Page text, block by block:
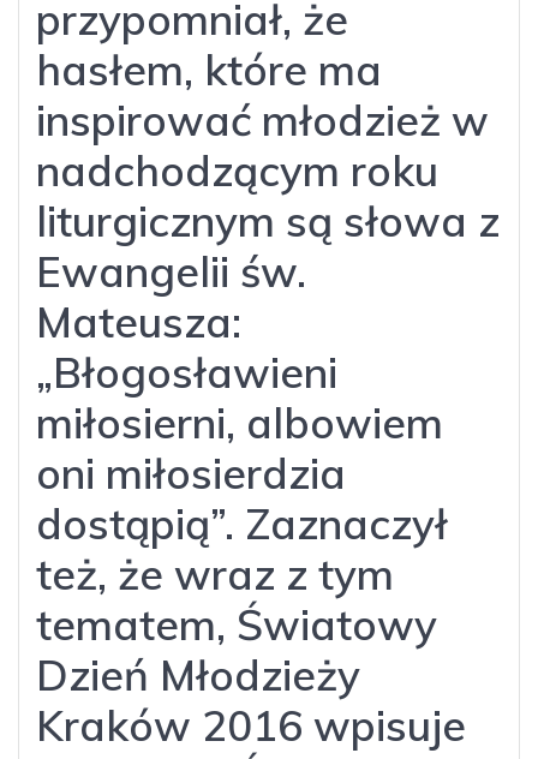
przypomniał, że
hasłem, które ma
inspirować młodzież w
nadchodzącym roku
liturgicznym są słowa z
Ewangelii św.
Mateusza:
„Błogosławieni
miłosierni, albowiem
oni miłosierdzia
dostąpią”. Zaznaczył
też, że wraz z tym
tematem, Światowy
Dzień Młodzieży
Kraków 2016 wpisuje